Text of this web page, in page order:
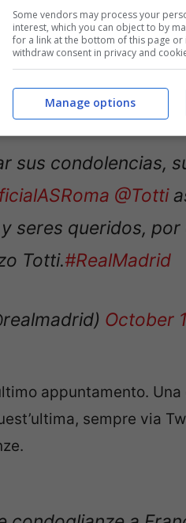
sus condolencias,
@Totti
seres queridos, por
Totti. #RealMadrid
October
appuntamento.
sempre via
Some vendors may process your
interest, which you can object to by
for a link at the bottom of this page
withdraw consent in privacy and
Manage options